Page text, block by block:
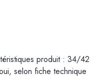
produit : 34/42
selon fiche technique